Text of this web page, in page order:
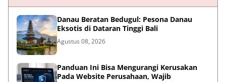
Danau Beratan Bedugul: Pesona Danau
Eksotis di Dataran Tinggi Bali
Agustus 08, 2026
Panduan Ini Bisa Mengurangi Kerusakan
Pada Website Perusahaan, Wajib